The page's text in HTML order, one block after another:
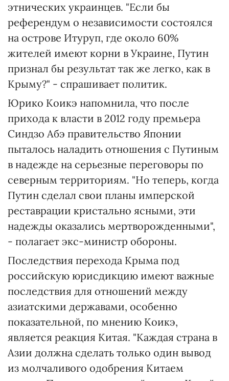
этнических украинцев. "Если бы
референдум о независимости состоялся
на острове Итуруп, где около 60%
жителей имеют корни в Украине, Путин
признал бы результат так же легко, как в
Крыму?" - спрашивает политик.
Юрико Коикэ напомнила, что после
прихода к власти в 2012 году премьера
Синдзо Абэ правительство Японии
пыталось наладить отношения с Путиным
в надежде на серьезные переговоры по
северным территориям. "Но теперь, когда
Путин сделал свои планы имперской
реставрации кристально ясными, эти
надежды оказались мертворожденными",
- полагает экс-министр обороны.
Последствия перехода Крыма под
российскую юрисдикцию имеют важные
последствия для отношений между
азиатскими державами, особенно
показательной, по мнению Коикэ,
является реакция Китая. "Каждая страна в
Азии должна сделать только один вывод
из молчаливого одобрения Китаем